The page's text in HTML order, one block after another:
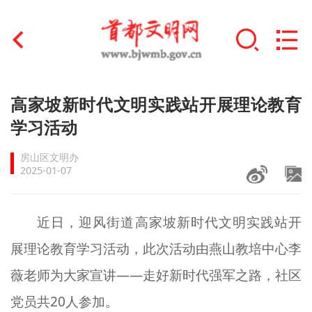
首页
文明创建
文明实践
未成年人思想道德建设
榜样人物
+
身边好人
高家坡新时代文明实践站开展理论教育
学习活动
房山区文明办
2025-01-07
近日，迎风街道高家坡新时代文明实践站开
展理论教育学习活动，此次活动由燕山教培中心李
薇老师为大家宣讲——走好新时代强军之路，社区
党员共20人参加。